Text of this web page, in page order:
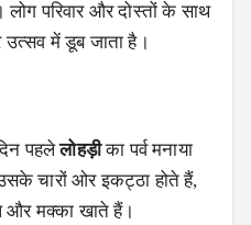
लोग परिवार और दोस्तों के साथ
में डूब जाता है।
पहलेलोहड़ीका पर्व मनाया
चारों ओर इकट्ठा होते हैं,
और मक्का खाते हैं।